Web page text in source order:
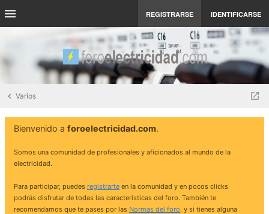
REGISTRARSE IDENTIFICARSE
Varios
Bienvenido a foroelectricidad.com.
Somos una comunidad de profesionales y aficionados al mundo de la
electricidad.
Para participar, puedes registrarte en la comunidad y en pocos clicks
podrás disfrutar de todas las características del foro. También te
recomendamos que te pases por las Normas del foro, y si tienes alguna